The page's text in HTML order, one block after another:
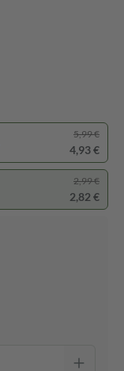
5,99 €
4,93 €
2,99 €
2,82 €